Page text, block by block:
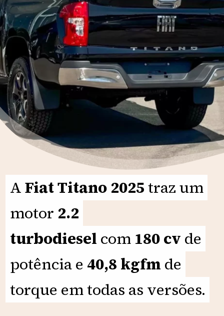
AFiat Titano 2025traz um
motor 2.2
turbodiesel com 180 cv de
potência e 40,8 kgfm de
torque em todas as versões.
AFiat Titano 2025traz um
motor 2.2
turbodiesel com 180 cv de
potência e 40,8 kgfm de
torque em todas as versões.